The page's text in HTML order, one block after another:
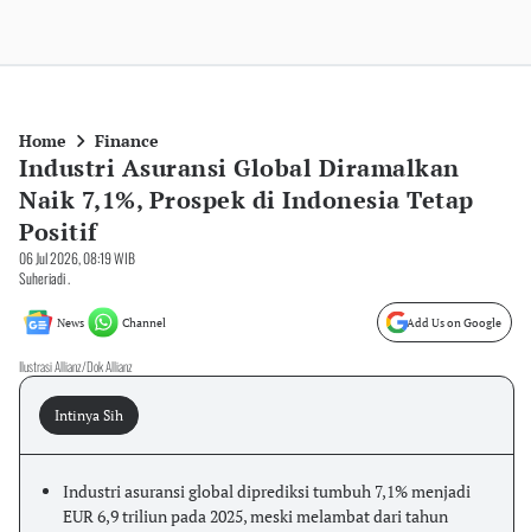
Home Finance
Industri Asuransi Global Diramalkan
Naik 7,1%, Prospek di Indonesia Tetap
Positif
06 Jul 2026, 08:19 WIB
Suheriadi .
News Channel Add Us on Google
Ilustrasi Allianz/Dok Allianz
Intinya Sih
Industri asuransi global diprediksi tumbuh 7,1% menjadi
EUR 6,9 triliun pada 2025, meski melambat dari tahun